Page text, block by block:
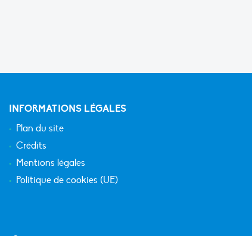
INFORMATIONS LÉGALES
Plan du site
Crédits
Mentions légales
Politique de cookies (UE)